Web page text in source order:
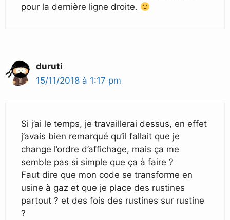
pour la dernière ligne droite.
duruti
15/11/2018 à 1:17 pm
Si j’ai le temps, je travaillerai dessus, en effet
j’avais bien remarqué qu’il fallait que je
change l’ordre d’affichage, mais ça me
semble pas si simple que ça à faire ?
Faut dire que mon code se transforme en
usine à gaz et que je place des rustines
partout ? et des fois des rustines sur rustine
?